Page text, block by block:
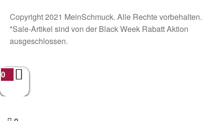
Copyright 2021 MeinSchmuck. Alle Rechte vorbehalten.
*Sale-Artikel sind von der Black Week Rabatt Aktion
ausgeschlossen.
0